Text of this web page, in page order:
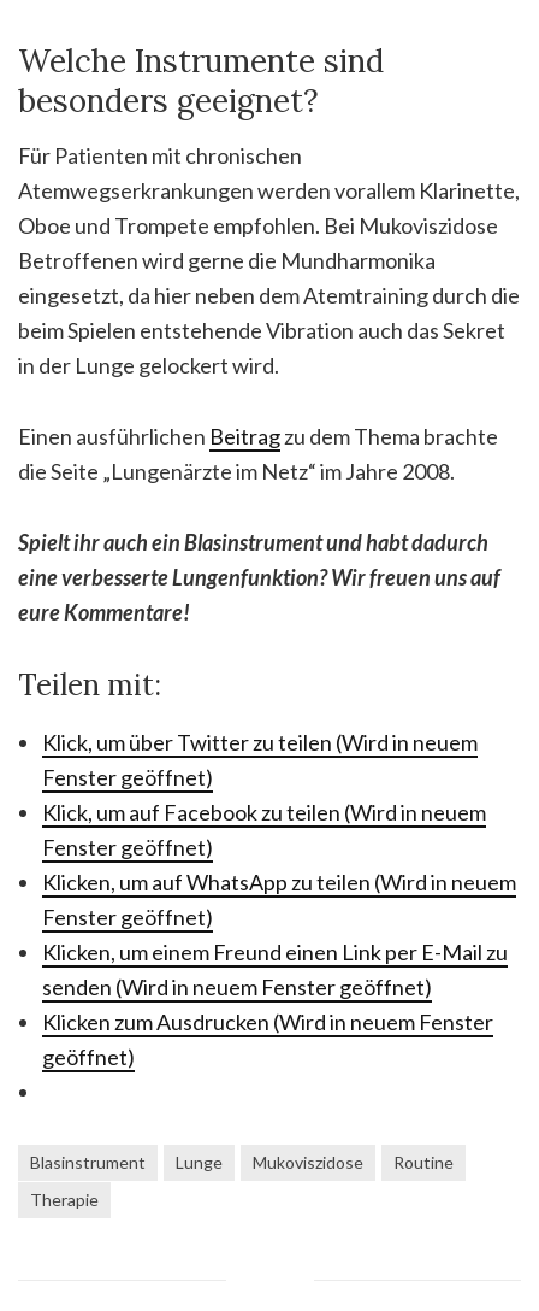
Welche Instrumente sind
besonders geeignet?
Für Patienten mit chronischen
Atemwegserkrankungen werden vorallem Klarinette,
Oboe und Trompete empfohlen. Bei Mukoviszidose
Betroffenen wird gerne die Mundharmonika
eingesetzt, da hier neben dem Atemtraining durch die
beim Spielen entstehende Vibration auch das Sekret
in der Lunge gelockert wird.
Einen ausführlichen Beitragzu dem Thema brachte
die Seite „Lungenärzte im Netz“ im Jahre 2008.
Spielt ihr auch ein Blasinstrument und habt dadurch
eine verbesserte Lungenfunktion? Wir freuen uns auf
eure Kommentare!
Teilen mit:
Klick, um über Twitter zu teilen (Wird in neuem
Fenster geöffnet)
Klick, um auf Facebook zu teilen (Wird in neuem
Fenster geöffnet)
Klicken, um auf WhatsApp zu teilen (Wird in neuem
Fenster geöffnet)
Klicken, um einem Freund einen Link per E-Mail zu
senden (Wird in neuem Fenster geöffnet)
Klicken zum Ausdrucken (Wird in neuem Fenster
geöffnet)
Blasinstrument Lunge Mukoviszidose
Routine
Therapie